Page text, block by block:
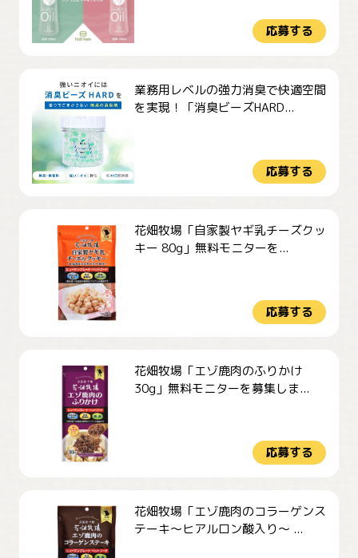
応募する
業務用レベルの強力消臭で快適空間
を実現！「消臭ビーズHARD...
応募する
花畑牧場「自家製ヤギ乳チーズクッ
キー 80g」無料モニターを...
応募する
花畑牧場「エゾ鹿肉のふりかけ
30g」無料モニターを募集しま...
応募する
花畑牧場「エゾ鹿肉のコラーゲンス
テーキ～ヒアルロン酸入り～ ...